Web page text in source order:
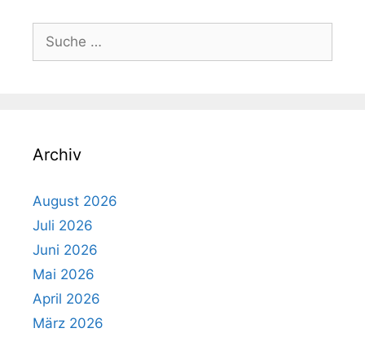
Suche
nach:
Archiv
August 2026
Juli 2026
Juni 2026
Mai 2026
April 2026
März 2026